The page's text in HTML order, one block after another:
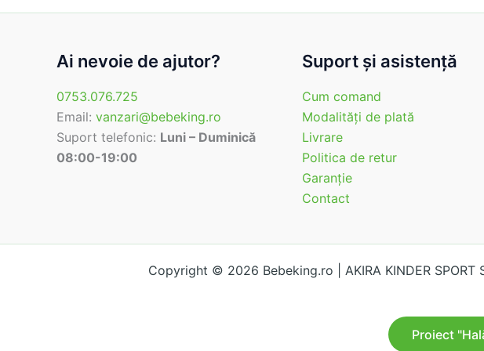
Ai nevoie de ajutor?
0753.076.725
Email: vanzari@bebeking.ro
Suport telefonic: Luni – Duminică
08:00-19:00
Suport şi asistenţă
Cum comand
Modalităţi de plată
Livrare
Politica de retur
Garanţie
Contact
Copyright © 2026 Bebeking.ro | AKIRA KINDER SPORT
Proiect